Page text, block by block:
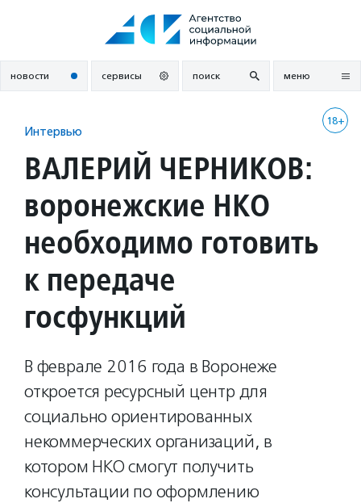
новости сервисы поиск меню
18+
Интервью
ВАЛЕРИЙ ЧЕРНИКОВ:
воронежские НКО
необходимо готовить
к передаче
госфункций
В феврале 2016 года в Воронеже
откроется ресурсный центр для
социально ориентированных
некоммерческих организаций, в
котором НКО смогут получить
консультации по оформлению